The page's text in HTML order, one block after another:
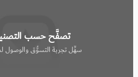
تصفَّح حسب
سهِّل تجربة التسوُّق والوصول